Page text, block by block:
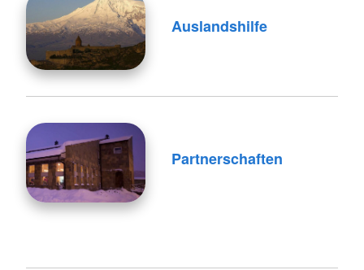
Auslandshilfe
Partnerschaften